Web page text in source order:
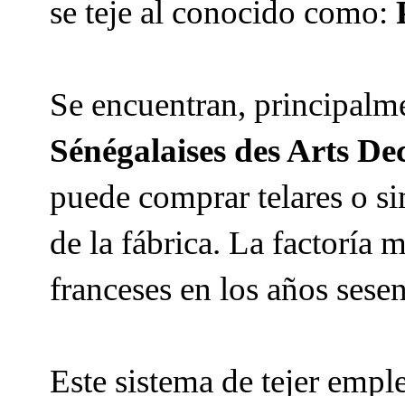
se teje al conocido como:
Se encuentran,
Sénégalaises des Arts
puede comprar telares o
de la fábrica. La factoría
franceses en los años
Este sistema de tejer